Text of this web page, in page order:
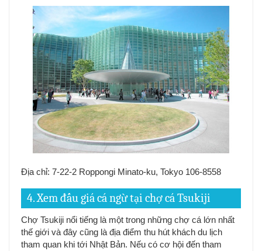
Địa chỉ: 7-22-2 Roppongi Minato-ku, Tokyo 106-8558
4. Xem đấu giá cá ngừ tại chợ cá Tsukiji
Chợ Tsukiji nổi tiếng là một trong những chợ cá lớn nhất
thế giới và đây cũng là địa điểm thu hút khách du lịch
tham quan khi tới Nhật Bản. Nếu có cơ hội đến tham